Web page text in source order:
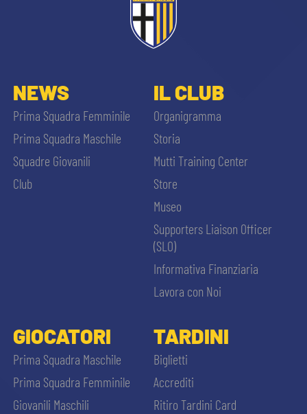
NEWS
Prima Squadra Femminile
Prima Squadra Maschile
Squadre Giovanili
Club
IL CLUB
Organigramma
Storia
Mutti Training Center
Store
Museo
Supporters Liaison Officer
(SLO)
Informativa Finanziaria
Lavora con Noi
GIOCATORI
Prima Squadra Maschile
Prima Squadra Femminile
Giovanili Maschili
TARDINI
Biglietti
Accrediti
Ritiro Tardini Card